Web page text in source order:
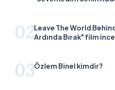
02Leave The World Behind
Ardında Bırak" film
03Özlem Binel kimdir?